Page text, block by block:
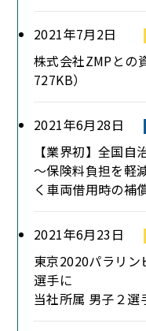
2021年7月2日
株式会社ZMPとの
727KB）
2021年6月28日
【業界初】全国
～保険料負担を軽
く車両借用時の補
2021年6月23日
東京2020パラリン
選手に
当社所属 男子２選